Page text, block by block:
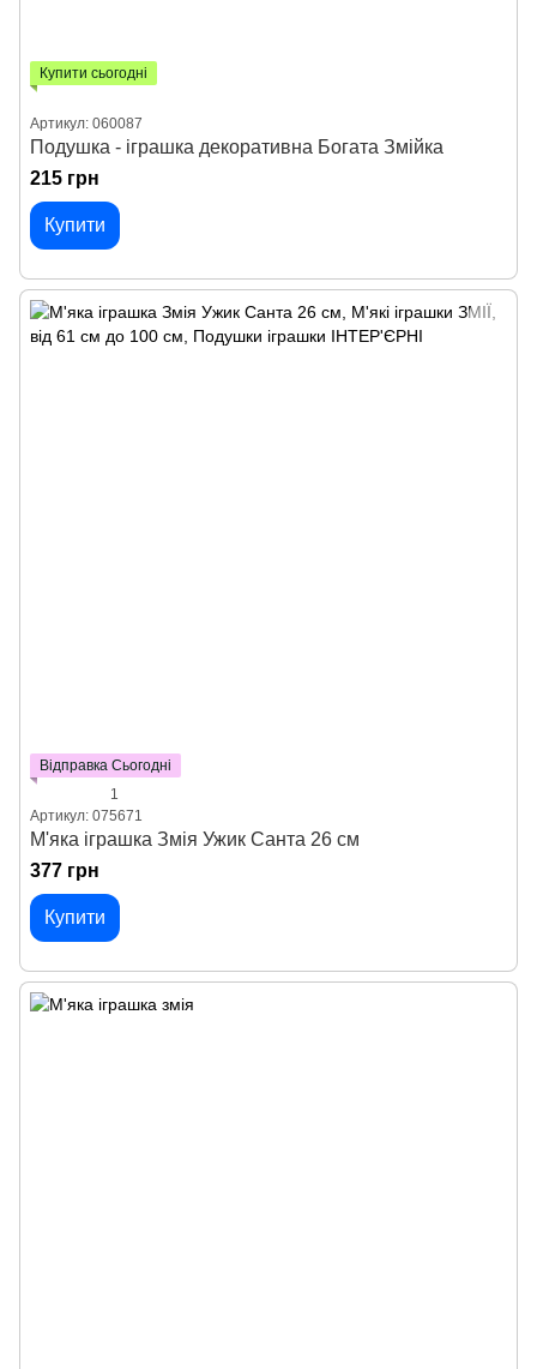
Купити сьогодні
Артикул: 060087
Подушка - іграшка декоративна Богата Змійка
215 грн
Купити
Відправка Сьогодні
1
Артикул: 075671
М'яка іграшка Змія Ужик Санта 26 см
377 грн
Купити